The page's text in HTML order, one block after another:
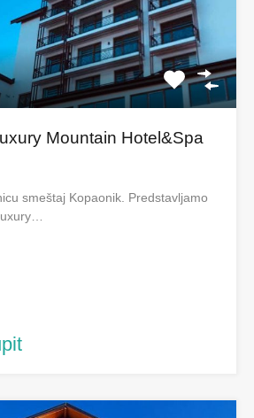
Mountain Hotel&Spa
smeštaj Kopaonik. Predstavljamo